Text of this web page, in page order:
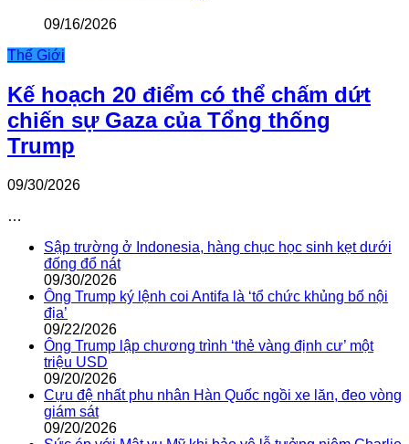
09/16/2026
Thế Giới
Kế hoạch 20 điểm có thể chấm dứt
chiến sự Gaza của Tổng thống
Trump
09/30/2026
…
Sập trường ở Indonesia, hàng chục học sinh kẹt dưới
đống đổ nát
09/30/2026
Ông Trump ký lệnh coi Antifa là ‘tổ chức khủng bố nội
địa’
09/22/2026
Ông Trump lập chương trình ‘thẻ vàng định cư’ một
triệu USD
09/20/2026
Cựu đệ nhất phu nhân Hàn Quốc ngồi xe lăn, đeo vòng
giám sát
09/20/2026